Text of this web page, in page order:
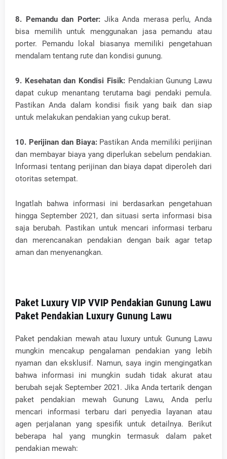
8. Pemandu dan Porter:Jika Anda merasa perlu, Anda
bisa memilih untuk menggunakan jasa pemandu atau
porter. Pemandu lokal biasanya memiliki pengetahuan
mendalam tentang rute dan kondisi gunung.
9. Kesehatan dan Kondisi Fisik:Pendakian Gunung Lawu
dapat cukup menantang terutama bagi pendaki pemula.
Pastikan Anda dalam kondisi fisik yang baik dan siap
untuk melakukan pendakian yang cukup berat.
10. Perijinan dan Biaya:Pastikan Anda memiliki perijinan
dan membayar biaya yang diperlukan sebelum pendakian.
Informasi tentang perijinan dan biaya dapat diperoleh dari
otoritas setempat.
Ingatlah bahwa informasi ini berdasarkan pengetahuan
hingga September 2021, dan situasi serta informasi bisa
saja berubah. Pastikan untuk mencari informasi terbaru
dan merencanakan pendakian dengan baik agar tetap
aman dan menyenangkan.
Paket Luxury VIP VVIP Pendakian Gunung Lawu
Paket Pendakian Luxury Gunung Lawu
Paket pendakian mewah atau luxury untuk Gunung Lawu
mungkin mencakup pengalaman pendakian yang lebih
nyaman dan eksklusif. Namun, saya ingin mengingatkan
bahwa informasi ini mungkin sudah tidak akurat atau
berubah sejak September 2021. Jika Anda tertarik dengan
paket pendakian mewah Gunung Lawu, Anda perlu
mencari informasi terbaru dari penyedia layanan atau
agen perjalanan yang spesifik untuk detailnya. Berikut
beberapa hal yang mungkin termasuk dalam paket
pendakian mewah: